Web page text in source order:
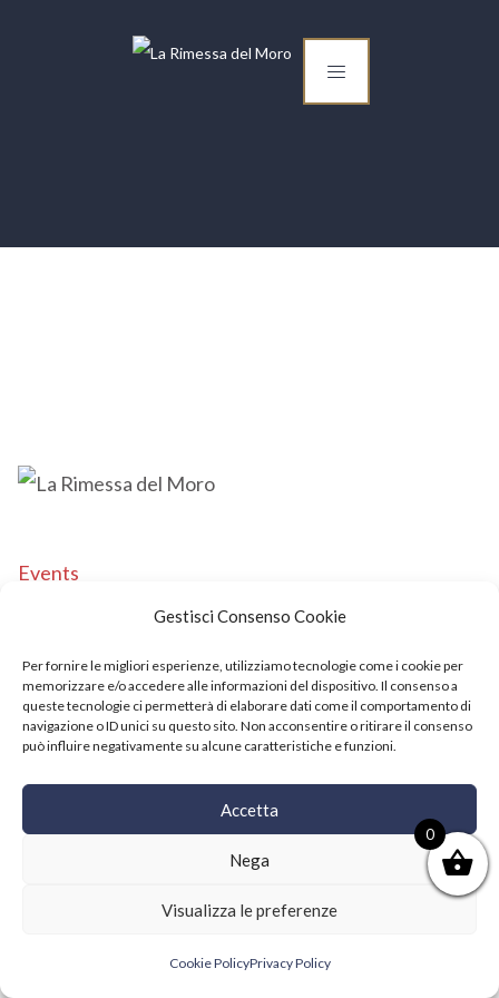
Gestisci Consenso Cookie
Per fornire le migliori esperienze, utilizziamo tecnologie come i cookie per
memorizzare e/o accedere alle informazioni del dispositivo. Il consenso a
queste tecnologie ci permetterà di elaborare dati come il comportamento di
navigazione o ID unici su questo sito. Non acconsentire o ritirare il consenso
può influire negativamente su alcune caratteristiche e funzioni.
Accetta
Nega
Visualizza le preferenze
Cookie PolicyPrivacy Policy
Events
Copyright © 2021 SushiFushi. All Rights Reserved.
0